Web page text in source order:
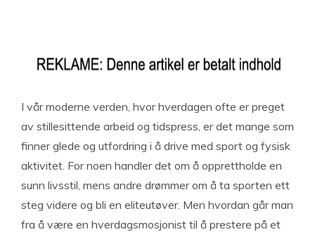
I vår moderne verden, hvor hverdagen ofte er preget
av stillesittende arbeid og tidspress, er det mange som
finner glede og utfordring i å drive med sport og fysisk
aktivitet. For noen handler det om å opprettholde en
sunn livsstil, mens andre drømmer om å ta sporten ett
steg videre og bli en eliteutøver. Men hvordan går man
fra å være en hverdagsmosjonist til å prestere på et